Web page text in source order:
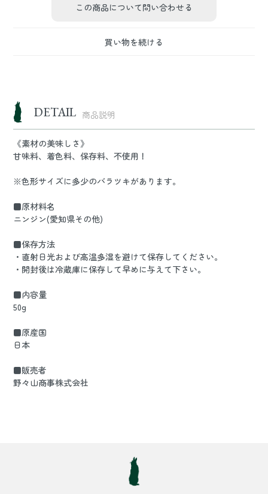
この商品について問い合わせる
買い物を続ける
DETAIL 商品説明
《素材の美味しさ》
甘味料、着色料、保存料、不使用！
※色形サイズに多少のバラツキがあります。
■原材料名
ニンジン(愛知県その他)
■保存方法
・直射日光および高温多湿を避けて保存してください。
・開封後は冷蔵庫に保存して早めに与えて下さい。
■内容量
50g
■原産国
日本
■販売者
野々山商事株式会社